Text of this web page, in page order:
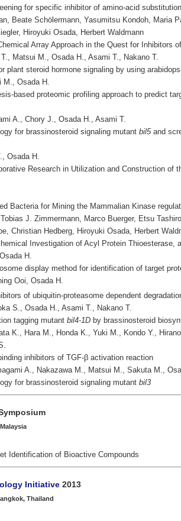
for specific inhibitor of amino-acid
Beate Schölermann, Yasumitsu Kondoh, Maria
Hiroyuki Osada, Herbert Waldmann
Array Approach in the Quest for Inhibitors
Matsui M., Osada H., Asami T., Nakano T.
plant steroid hormone signaling by using
M., Osada H.
based proteomic profiling approach to predict
A., Chory J., Osada H., Asami T.
for brassinosteroid signaling mutant bil5and
Osada H.
Research in Utilization and Construction of
Bacteria for Mining the Mammalian Kinase
J. Zimmermann, Marco Buerger, Etsu
Christian Hedberg, Hiroyuki Osada, Herbert
Investigation of Acyl Protein Thioesterase,
H.
display method for identification of target
Ooi, Osada H.
of ubiquitin-proteasome dependent
S., Osada H., Asami T., Nakano T.
tagging mutant bil4-1Dby brassinosteroid
K., Hara M., Honda K., Yuki M., Kondo Y.,
inhibitors of TGF-β activation reaction
A., Nakazawa M., Matsui M., Sakuta M.,
for brassinosteroid signaling mutant bil3
Identification of Bioactive Compounds
Initiative2013
Thailand